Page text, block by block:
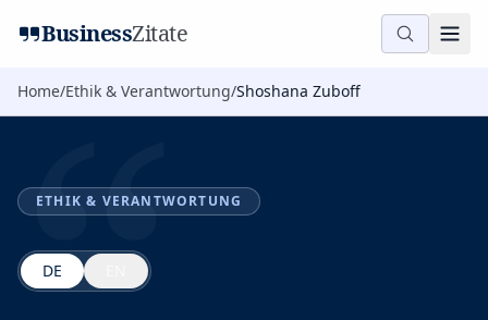
BusinessZitate
Home/Ethik & Verantwortung/Shoshana Zuboff
ETHIK & VERANTWORTUNG
DE